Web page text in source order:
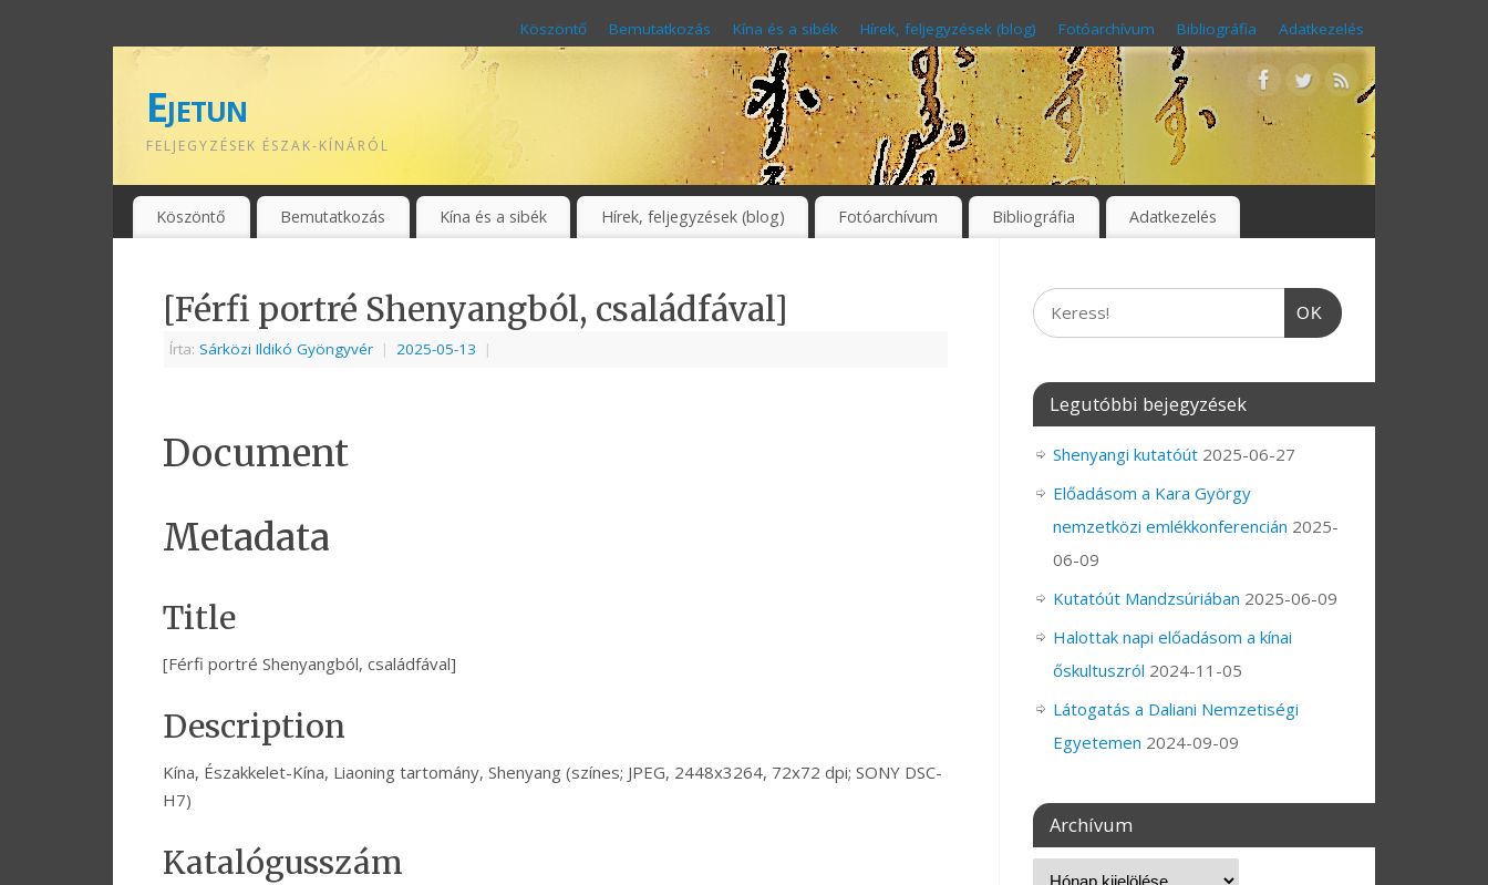
Köszöntő Bemutatkozás Kína és a sibék Hírek, feljegyzések (blog) Fotóarchívum Bibliográfia Adatkezelés
Ejetun
FELJEGYZÉSEK ÉSZAK-KÍNÁRÓL
Köszöntő Bemutatkozás Kína és a sibék Hírek, feljegyzések (blog) Fotóarchívum Bibliográfia Adatkezelés
[Férfi portré Shenyangból, családfával]
Írta: Sárközi Ildikó Gyöngyvér | 2025-05-13 |
Document
Metadata
Title
[Férfi portré Shenyangból, családfával]
Description
Kína, Északkelet-Kína, Liaoning tartomány, Shenyang (színes; JPEG, 2448x3264, 72x72 dpi; SONY DSC-
H7)
Katalógusszám
OK
Legutóbbi bejegyzések
Shenyangi kutatóút 2025-06-27
Előadásom a Kara György
nemzetközi emlékkonferencián 2025-
06-09
Kutatóút Mandzsúriában 2025-06-09
Halottak napi előadásom a kínai
őskultuszról 2024-11-05
Látogatás a Daliani Nemzetiségi
Egyetemen 2024-09-09
Archívum